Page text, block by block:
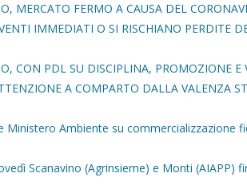
MERCATO FERMO A CAUSA DEL
IMMEDIATI O SI RISCHIANO PERDITE
CON PDL SU DISCIPLINA, PROMOZIONE
A COMPARTO DALLA VALENZA
Ministero Ambiente su commercializzazione
Scanavino (Agrinsieme) e Monti (AIAPP)